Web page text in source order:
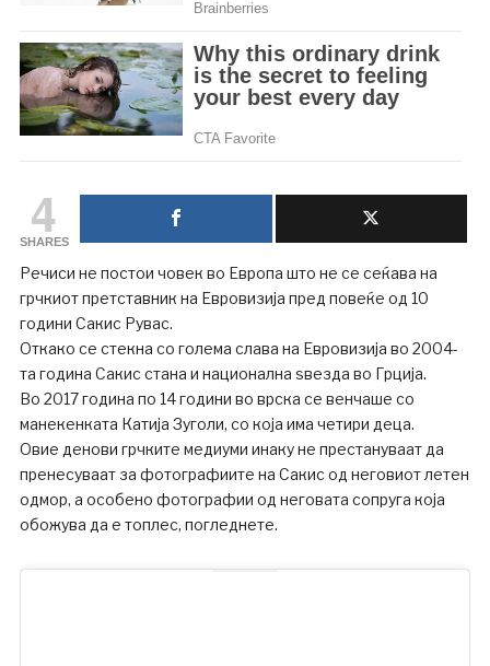
4
SHARES
Речиси не постои човек во Европа што не се сеќава на
грчкиот претставник на Евровизија пред повеќе од 10
години Сакис Рувас.
Откако се стекна со голема слава на Евровизија во 2004-
та година Сакис стана и национална ѕвезда во Грција.
Во 2017 година по 14 години во врска се венчаше со
манекенката Катија Зуголи, со која има четири деца.
Овие денови грчките медиуми инаку не престануваат да
пренесуваат за фотографиите на Сакис од неговиот летен
одмор, а особено фотографии од неговата сопруга која
обожува да е топлес, погледнете.